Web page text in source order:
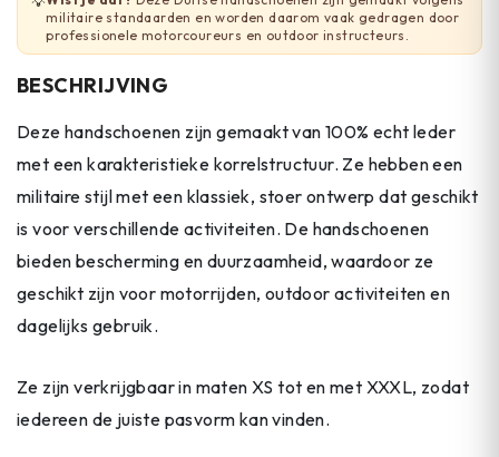
militaire standaarden en worden daarom vaak gedragen door
professionele motorcoureurs en outdoor instructeurs.
BESCHRIJVING
Deze handschoenen zijn gemaakt van 100% echt leder
met een karakteristieke korrelstructuur. Ze hebben een
militaire stijl met een klassiek, stoer ontwerp dat geschikt
is voor verschillende activiteiten. De handschoenen
bieden bescherming en duurzaamheid, waardoor ze
geschikt zijn voor motorrijden, outdoor activiteiten en
dagelijks gebruik.
Ze zijn verkrijgbaar in maten XS tot en met XXXL, zodat
iedereen de juiste pasvorm kan vinden.